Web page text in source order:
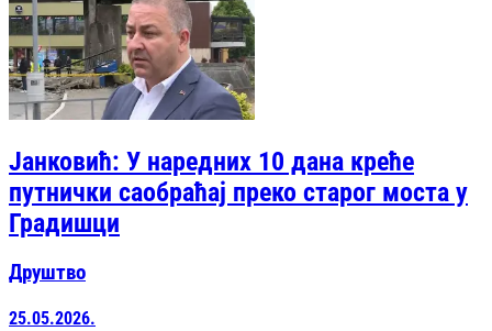
Јанковић: У наредних 10 дана креће
путнички саобраћај преко старог моста у
Градишци
Друштво
25.05.2026.